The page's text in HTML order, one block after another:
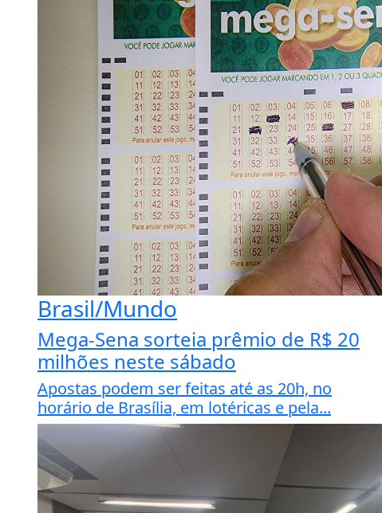
Brasil/Mundo
Mega-Sena sorteia prêmio de R$ 20
milhões neste sábado
Apostas podem ser feitas até as 20h, no
horário de Brasília, em lotéricas e pela...